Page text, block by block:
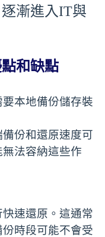
漸進入IT與
和缺點
本地備份儲存裝
份和還原速度可
法容納這些作
速還原。這通常
時段可能不會受